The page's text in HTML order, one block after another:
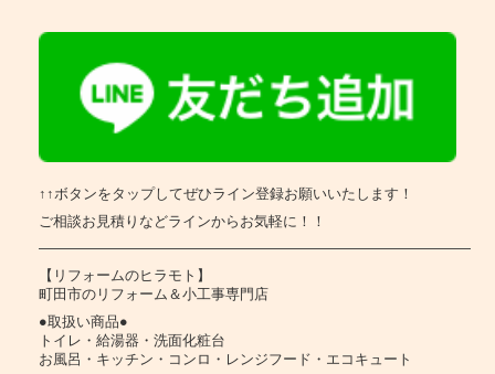
↑↑ボタンをタップしてぜひライン登録お願いいたします！
ご相談お見積りなどラインからお気軽に！！
【リフォームのヒラモト】
町田市のリフォーム＆小工事専門店
●取扱い商品●
トイレ・給湯器・洗面化粧台
お風呂・キッチン・コンロ・レンジフード・エコキュート